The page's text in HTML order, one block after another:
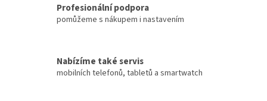
Profesionální podpora
pomůžeme s nákupem i nastavením
Nabízíme také servis
mobilních telefonů, tabletů a smartwatch